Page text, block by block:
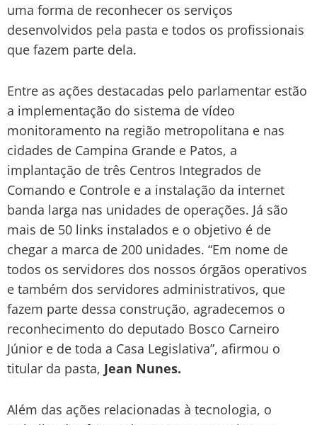
uma forma de reconhecer os serviços
desenvolvidos pela pasta e todos os profissionais
que fazem parte dela.
Entre as ações destacadas pelo parlamentar estão
a implementação do sistema de vídeo
monitoramento na região metropolitana e nas
cidades de Campina Grande e Patos, a
implantação de três Centros Integrados de
Comando e Controle e a instalação da internet
banda larga nas unidades de operações. Já são
mais de 50 links instalados e o objetivo é de
chegar a marca de 200 unidades. “Em nome de
todos os servidores dos nossos órgãos operativos
e também dos servidores administrativos, que
fazem parte dessa construção, agradecemos o
reconhecimento do deputado Bosco Carneiro
Júnior e de toda a Casa Legislativa”, afirmou o
titular da pasta, Jean Nunes.
Além das ações relacionadas à tecnologia, o